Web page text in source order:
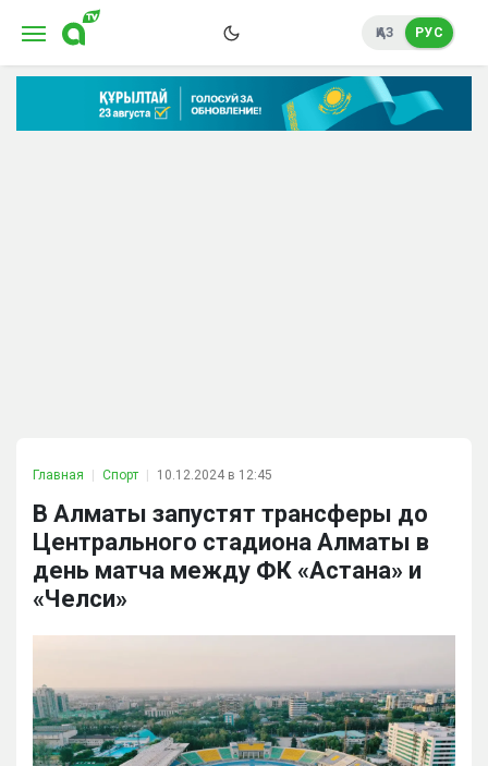
ҚАЗ РУС
Главная Спорт 10.12.2024 в 12:45
В Алматы запустят трансферы до
Центрального стадиона Алматы в
день матча между ФК «Астана» и
«Челси»